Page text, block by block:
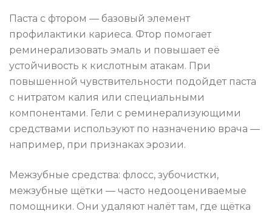
Паста с фтором — базовый элемент
профилактики кариеса. Фтор помогает
реминерализовать эмаль и повышает её
устойчивость к кислотным атакам. При
повышенной чувствительности подойдет паста
с нитратом калия или специальными
компонентами. Гели с реминерализующими
средствами используют по назначению врача —
например, при признаках эрозии.
Межзубные средства: флосс, зубочистки,
межзубные щётки — часто недооцениваемые
помощники. Они удаляют налёт там, где щётка